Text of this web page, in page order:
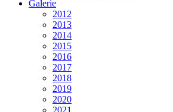
Galerie
2012
2013
2014
2015
2016
2017
2018
2019
2020
2021